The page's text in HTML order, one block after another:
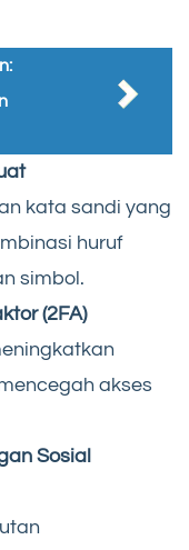
kata sandi yang
huruf
simbol.
(2FA)
akses
Sosial